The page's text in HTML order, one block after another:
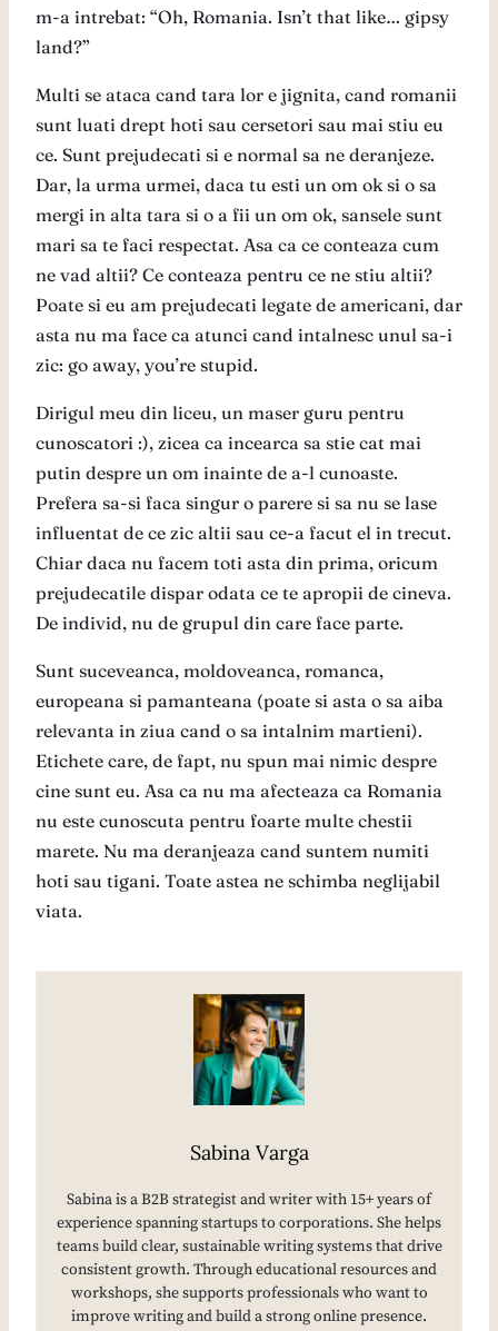
m-a intrebat: “Oh, Romania. Isn’t that like… gipsy
land?”
Multi se ataca cand tara lor e jignita, cand romanii
sunt luati drept hoti sau cersetori sau mai stiu eu
ce. Sunt prejudecati si e normal sa ne deranjeze.
Dar, la urma urmei, daca tu esti un om ok si o sa
mergi in alta tara si o a fii un om ok, sansele sunt
mari sa te faci respectat. Asa ca ce conteaza cum
ne vad altii? Ce conteaza pentru ce ne stiu altii?
Poate si eu am prejudecati legate de americani, dar
asta nu ma face ca atunci cand intalnesc unul sa-i
zic: go away, you’re stupid.
Dirigul meu din liceu, un maser guru pentru
cunoscatori :), zicea ca incearca sa stie cat mai
putin despre un om inainte de a-l cunoaste.
Prefera sa-si faca singur o parere si sa nu se lase
influentat de ce zic altii sau ce-a facut el in trecut.
Chiar daca nu facem toti asta din prima, oricum
prejudecatile dispar odata ce te apropii de cineva.
De individ, nu de grupul din care face parte.
Sunt suceveanca, moldoveanca, romanca,
europeana si pamanteana (poate si asta o sa aiba
relevanta in ziua cand o sa intalnim martieni).
Etichete care, de fapt, nu spun mai nimic despre
cine sunt eu. Asa ca nu ma afecteaza ca Romania
nu este cunoscuta pentru foarte multe chestii
marete. Nu ma deranjeaza cand suntem numiti
hoti sau tigani. Toate astea ne schimba neglijabil
viata.
Sabina Varga
Sabina is a B2B strategist and writer with 15+ years of
experience spanning startups to corporations. She helps
teams build clear, sustainable writing systems that drive
consistent growth. Through educational resources and
workshops, she supports professionals who want to
improve writing and build a strong online presence.